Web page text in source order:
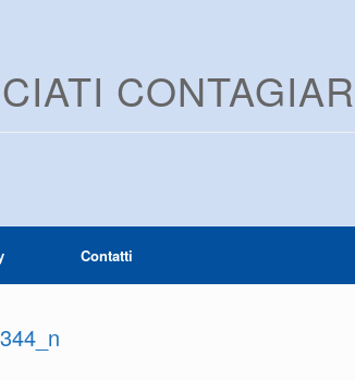
Contatti